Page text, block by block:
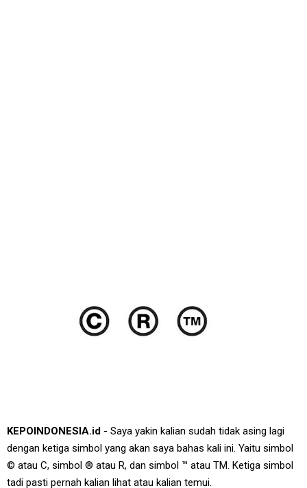
KEPOINDONESIA.id - Saya yakin kalian sudah tidak asing lagi
dengan ketiga simbol yang akan saya bahas kali ini. Yaitu simbol
© atau C, simbol ® atau R, dan simbol ™ atau TM. Ketiga simbol
tadi pasti pernah kalian lihat atau kalian temui.